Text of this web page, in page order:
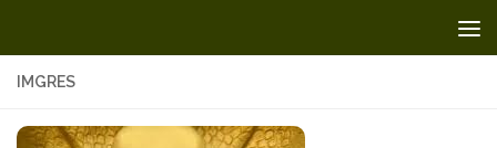
IMGRES